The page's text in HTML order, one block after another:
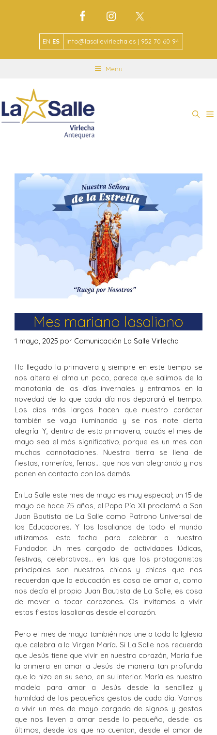
EN ES info@lasallevirlecha.es | 952 70 60 94
Menu
Mes mariano lasaliano
1 mayo, 2025 por Comunicación La Salle Virlecha
Ha llegado la primavera y siempre en este tiempo se
nos altera el alma un poco, parece que salimos de la
monotonía de los días invernales y entramos en la
novedad de lo que cada día nos deparará el tiempo.
Los días más largos hacen que nuestro carácter
también se vaya iluminando y se nos note cierta
alegría. Y, dentro de esta primavera, quizás el mes de
mayo sea el más significativo, porque es un mes con
muchas connotaciones. Nuestra tierra se llena de
fiestas, romerías, ferias… que nos van alegrando y nos
ponen en contacto con los demás.
En La Salle este mes de mayo es muy especial; un 15 de
mayo de hace 75 años, el Papa Pío XII proclamó a San
Juan Bautista de La Salle como Patrono Universal de
los Educadores. Y los lasalianos de todo el mundo
utilizamos esta fecha para celebrar a nuestro
Fundador. Un mes cargado de actividades lúdicas,
festivas, celebrativas… en las que los protagonistas
principales son nuestros chicos y chicas que nos
recuerdan que la educación es cosa de amar o, como
nos decía el propio Juan Bautista de La Salle, es cosa
de mover o tocar corazones. Os invitamos a vivir
estas fiestas lasalianas desde el corazón.
Pero el mes de mayo también nos une a toda la Iglesia
que celebra a la Virgen María. Si La Salle nos recuerda
que Jesús tiene que vivir en nuestro corazón, María fue
la primera en amar a Jesús de manera tan profunda
que lo hizo en su seno, en su interior. María es nuestro
modelo para amar a Jesús desde la sencillez y
humildad de los pequeños gestos de cada día. Vamos
a vivir un mes de mayo cargado de signos y gestos
que nos lleven a amar desde lo pequeño, desde los
últimos, desde los que no cuentan, desde el amor de